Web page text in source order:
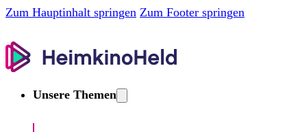
Zum Hauptinhalt springen Zum Footer springen
Unsere Themen